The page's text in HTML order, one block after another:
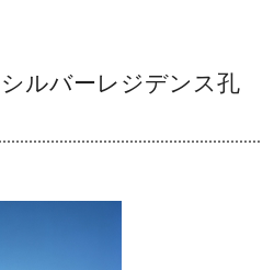
ルバーレジデンス孔